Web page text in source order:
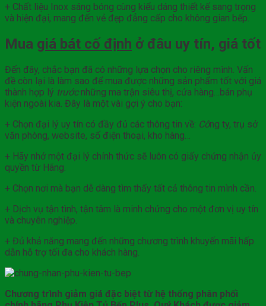
+ Chất liệu Inox sáng bóng cùng kiểu dáng thiết kế sang trọng
và hiện đại, mang đến vẻ đẹp đẳng cấp cho không gian bếp.
Mua giá bát cố định ở đâu uy tín, giá tốt
Đến đây, chắc bạn đã có những lựa chọn cho riêng mình. Vấn
đề còn lại là làm sao để mua được những sản phẩm tốt với giá
thành hợp lý trước những ma trận siêu thị, cửa hàng…bán phụ
kiện ngoài kia. Đây là một vài gợi ý cho bạn:
+ Chọn đại lý uy tín có đầy đủ các thông tin về: Công ty, trụ sở
văn phòng, website, số điện thoại, kho hàng…
+ Hãy nhớ một đại lý chính thức sẽ luôn có giấy chứng nhận ủy
quyền từ Hãng.
+ Chọn nơi mà bạn dễ dàng tìm thấy tất cả thông tin mình cần.
+ Dịch vụ tận tình, tận tâm là minh chứng cho một đơn vị uy tín
và chuyên nghiệp.
+ Đủ khả năng mang đến những chương trình khuyến mãi hấp
dẫn hỗ trợ tối đa cho khách hàng.
Chương trình giảm giá đặc biệt từ hệ thống phân phối